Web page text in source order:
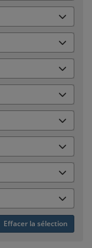
Effacer la sélection